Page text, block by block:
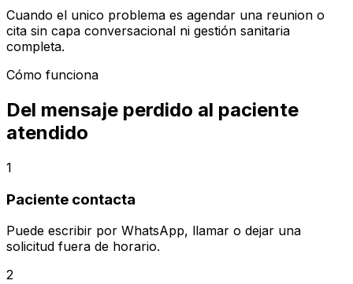
Cuando el unico problema es agendar una reunion o
cita sin capa conversacional ni gestión sanitaria
completa.
Cómo funciona
Del mensaje perdido al paciente
atendido
1
Paciente contacta
Puede escribir por WhatsApp, llamar o dejar una
solicitud fuera de horario.
2